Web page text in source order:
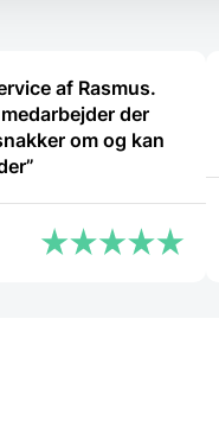
af Rasmus.
der
om og kan